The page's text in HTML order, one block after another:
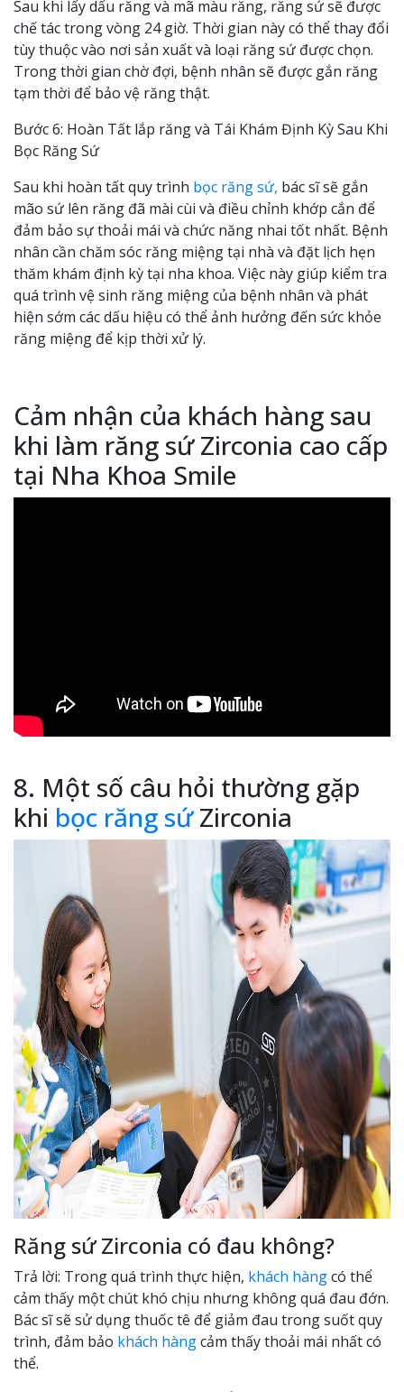
Sau khi lấy dấu răng và mã màu răng, răng sứ sẽ được
chế tác trong vòng 24 giờ. Thời gian này có thể thay đổi
tùy thuộc vào nơi sản xuất và loại răng sứ được chọn.
Trong thời gian chờ đợi, bệnh nhân sẽ được gắn răng
tạm thời để bảo vệ răng thật.
Bước 6: Hoàn Tất lắp răng và Tái Khám Định Kỳ Sau Khi
Bọc Răng Sứ
Sau khi hoàn tất quy trình bọc răng sứ, bác sĩ sẽ gắn
mão sứ lên răng đã mài cùi và điều chỉnh khớp cắn để
đảm bảo sự thoải mái và chức năng nhai tốt nhất. Bệnh
nhân cần chăm sóc răng miệng tại nhà và đặt lịch hẹn
thăm khám định kỳ tại nha khoa. Việc này giúp kiểm tra
quá trình vệ sinh răng miệng của bệnh nhân và phát
hiện sớm các dấu hiệu có thể ảnh hưởng đến sức khỏe
răng miệng để kịp thời xử lý.
Cảm nhận của khách hàng sau
khi làm răng sứ Zirconia cao cấp
tại Nha Khoa Smile
8. Một số câu hỏi thường gặp
khi bọc răng sứZirconia
Răng sứ Zirconia có đau không?
Trả lời: Trong quá trình thực hiện, khách hàngcó thể
cảm thấy một chút khó chịu nhưng không quá đau đớn.
Bác sĩ sẽ sử dụng thuốc tê để giảm đau trong suốt quy
trình, đảm bảo khách hàngcảm thấy thoải mái nhất có
thể.